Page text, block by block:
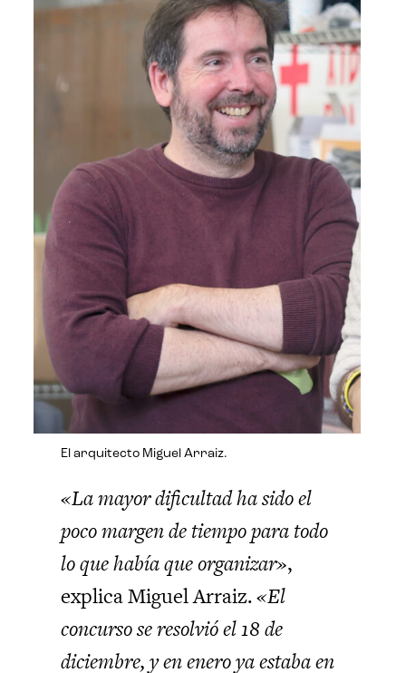
El arquitecto Miguel Arraiz.
«La mayor dificultad ha sido el
poco margen de tiempo para todo
lo que había que organizar»,
explica Miguel Arraiz.«El
concurso se resolvió el 18 de
diciembre, y en enero ya estaba en